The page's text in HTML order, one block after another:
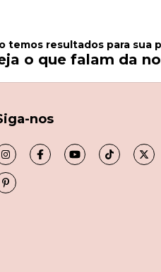
temos resultados para
o que falam da
nos